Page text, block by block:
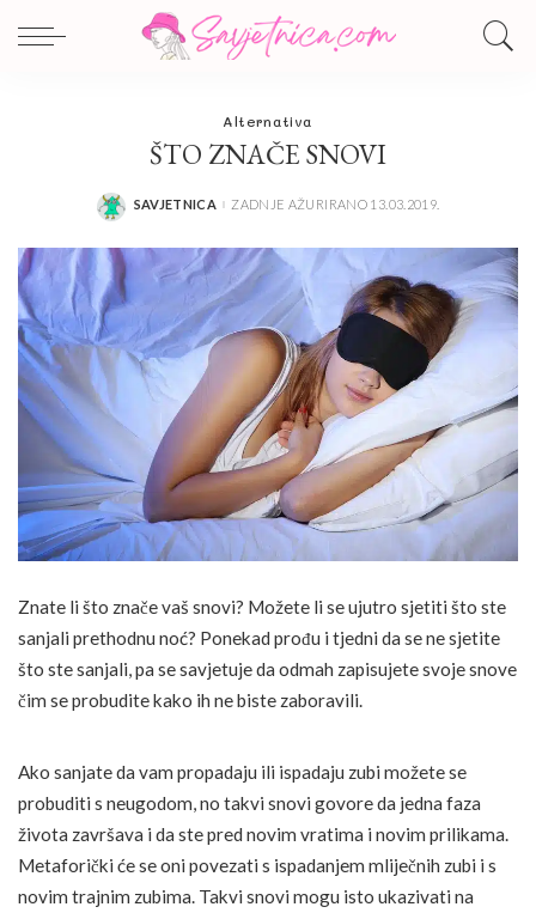
Alternativa
ŠTO ZNAČE SNOVI
POSTED
SAVJETNICA ZADNJE AŽURIRANO 13.03.2019.
Znate li što znače vaš snovi? Možete li se ujutro sjetiti što ste
sanjali prethodnu noć? Ponekad prođu i tjedni da se ne sjetite
što ste sanjali, pa se savjetuje da odmah zapisujete svoje snove
čim se probudite kako ih ne biste zaboravili.
Ako sanjate da vam propadaju ili ispadaju zubi možete se
probuditi s neugodom, no takvi snovi govore da jedna faza
života završava i da ste pred novim vratima i novim prilikama.
Metaforički će se oni povezati s ispadanjem mliječnih zubi i s
novim trajnim zubima. Takvi snovi mogu isto ukazivati na